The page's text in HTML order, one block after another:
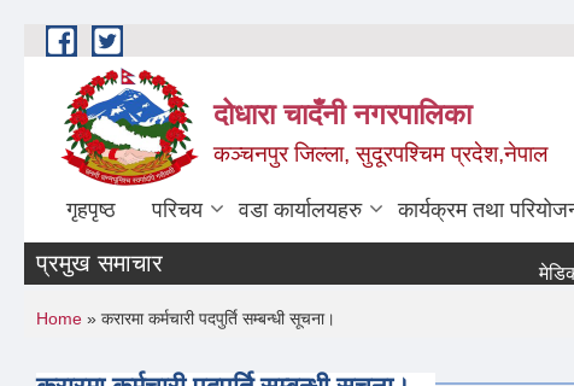
Skip to main content
दोधारा चादँनी नगरपालिका
कञ्चनपुर जिल्ला, सुदूरपश्चिम प्रदेश,नेपाल
गृहपृष्ठ परिचय वडा कार्यालयहरु कार्यक्रम तथा
प्रमुख समाचार मेडिकल
You are here
Home » करारमा कर्मचारी पदपुर्ति सम्बन्धी सूचना।